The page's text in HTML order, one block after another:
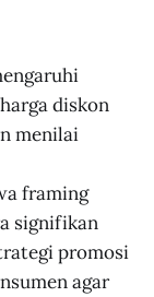
diskon
menilai
framing
signifikan
promosi
agar